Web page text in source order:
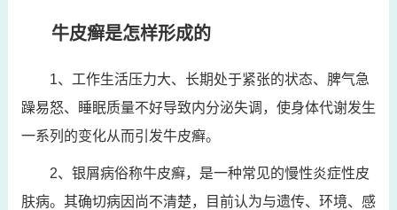
牛皮癣是怎样形成的
1、工作生活压力大、长期处于紧张的状态、脾气急
躁易怒、睡眠质量不好导致内分泌失调，使身体代谢发生
一系列的变化从而引发牛皮癣。
2、银屑病俗称牛皮癣，是一种常见的慢性炎症性皮
肤病。其确切病因尚不清楚，目前认为与遗传、环境、感